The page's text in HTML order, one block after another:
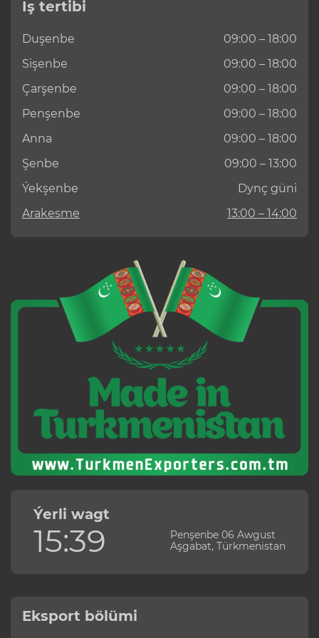
Iş tertibi
Duşenbe
09:00 – 18:00
Sişenbe
09:00 – 18:00
Çarşenbe
09:00 – 18:00
Penşenbe
09:00 – 18:00
Anna
09:00 – 18:00
Şenbe
09:00 – 13:00
Ýekşenbe
Dynç güni
Arakesme
13:00 – 14:00
Ýerli wagt
15:39
Penşenbe 06 Awgust
Aşgabat, Türkmenistan
Eksport bölümi